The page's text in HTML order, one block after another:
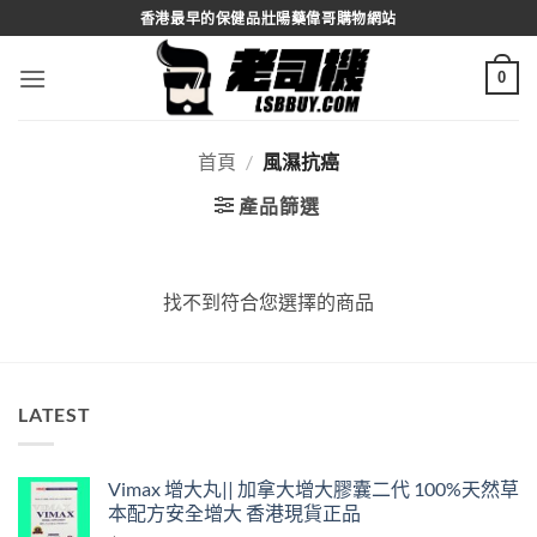
to
content
香港最早的保健品壯陽藥偉哥購物網站
0
首頁 / 風濕抗癌
產品篩選
找不到符合您選擇的商品
LATEST
Vimax 增大丸|| 加拿大增大膠囊二代 100%天然草
本配方安全增大 香港現貨正品